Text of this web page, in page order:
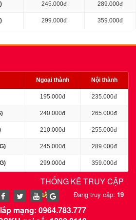
245.000đ 289.000đ
299.000đ 359.000đ
Ngoại thành Nội thành
195.000đ 235.000đ
240.000đ 265.000đ
210.000đ 255.000đ
245.000đ 289.000đ
299.000đ 359.000đ
THỐNG KÊ TRUY CẬP
Đang truy cập: 19
Trong ngày:
Trong tháng:
mạng: 0964.783.777